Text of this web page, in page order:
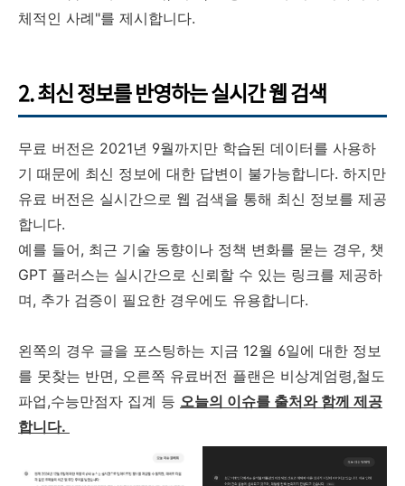
체적인 사례"를 제시합니다.
2. 최신 정보를 반영하는 실시간 웹 검색
무료 버전은 2021년 9월까지만 학습된 데이터를 사용하
기 때문에 최신 정보에 대한 답변이 불가능합니다. 하지만
유료 버전은 실시간으로 웹 검색을 통해 최신 정보를 제공
합니다.
예를 들어, 최근 기술 동향이나 정책 변화를 묻는 경우, 챗
GPT 플러스는 실시간으로 신뢰할 수 있는 링크를 제공하
며, 추가 검증이 필요한 경우에도 유용합니다.
왼쪽의 경우 글을 포스팅하는 지금 12월 6일에 대한 정보
를 못찾는 반면, 오른쪽 유료버전 플랜은 비상계엄령,철도
파업,수능만점자 집계 등 오늘의 이슈를 출처와 함께 제공
합니다.